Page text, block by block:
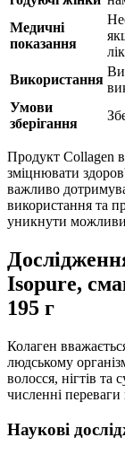
Медичні
показання
Використання
Умови
зберігання
Продукт Collagen
зміцнювати
важливо
використання та
уникнути
Isopure,
195 г
Колаген
людському
волосся, нігтів та
численні
Наукові